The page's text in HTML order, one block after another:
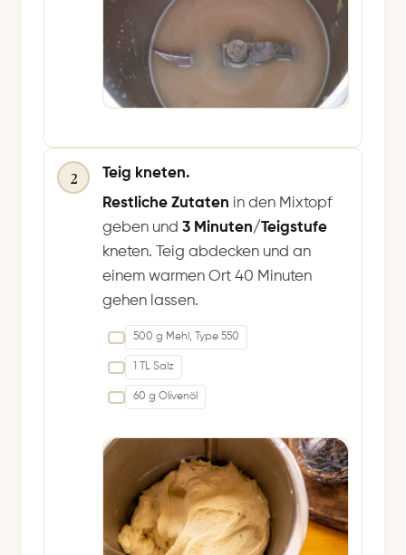
2
Teig kneten.
Restliche Zutaten in den Mixtopf
geben und 3 Minuten/Teigstufe
kneten. Teig abdecken und an
einem warmen Ort 40 Minuten
gehen lassen.
500 g Mehl, Type 550
1 TL Salz
60 g Olivenöl